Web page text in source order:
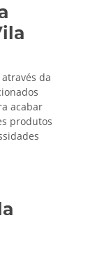
da
acabar
produtos